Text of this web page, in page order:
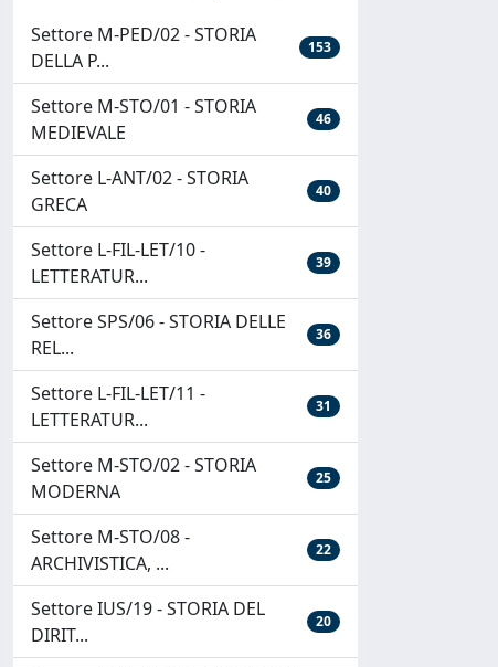
Settore M-PED/02 - STORIA
DELLA P...
153
Settore M-STO/01 - STORIA
MEDIEVALE
46
Settore L-ANT/02 - STORIA
GRECA
40
Settore L-FIL-LET/10 -
LETTERATUR...
39
Settore SPS/06 - STORIA DELLE
REL...
36
Settore L-FIL-LET/11 -
LETTERATUR...
31
Settore M-STO/02 - STORIA
MODERNA
25
Settore M-STO/08 -
ARCHIVISTICA, ...
22
Settore IUS/19 - STORIA DEL
DIRIT...
20